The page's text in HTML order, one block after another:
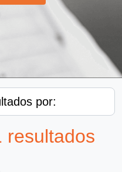
por:
resultados